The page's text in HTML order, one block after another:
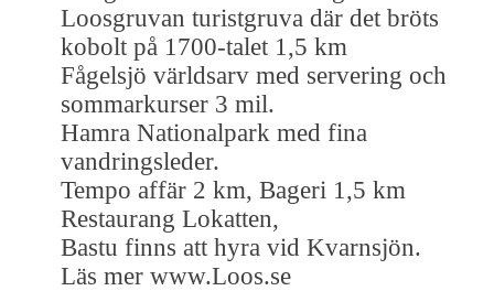
Loosgruvan turistgruva där det bröts
kobolt på 1700-talet 1,5 km
Fågelsjö världsarv med servering och
sommarkurser 3 mil.
Hamra Nationalpark med fina
vandringsleder.
Tempo affär 2 km, Bageri 1,5 km
Restaurang Lokatten,
Bastu finns att hyra vid Kvarnsjön.
Läs mer www.Loos.se